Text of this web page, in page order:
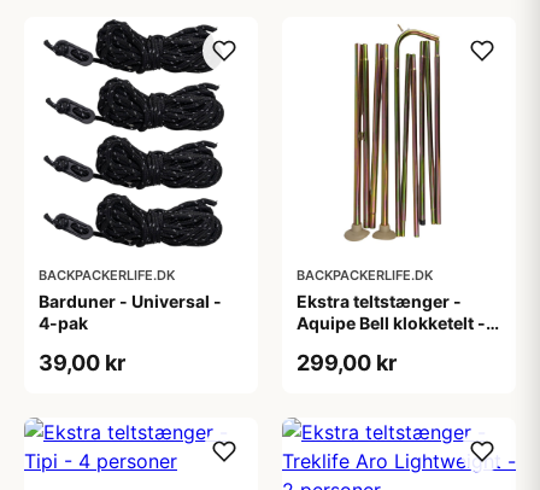
BACKPACKERLIFE.DK
Barduner - Universal -
4-pak
39,00 kr
BACKPACKERLIFE.DK
Ekstra teltstænger -
Aquipe Bell klokketelt - 8
299,00 kr